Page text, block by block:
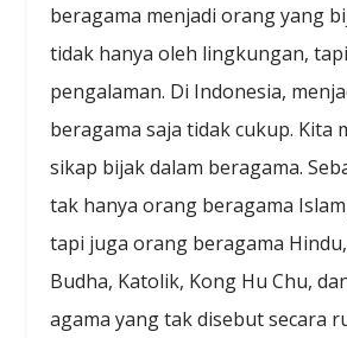
beragama menjadi orang yang
tidak hanya oleh lingkungan,
pengalaman. Di Indonesia,
beragama saja tidak cukup. Kita
sikap bijak dalam beragama.
tak hanya orang beragama
tapi juga orang beragama
Budha, Katolik, Kong Hu Chu,
agama yang tak disebut secara